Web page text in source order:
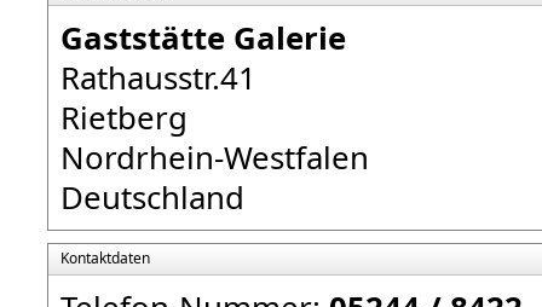
Gaststätte Galerie
Rathausstr.41
Rietberg
Nordrhein-Westfalen
Deutschland
Kontaktdaten